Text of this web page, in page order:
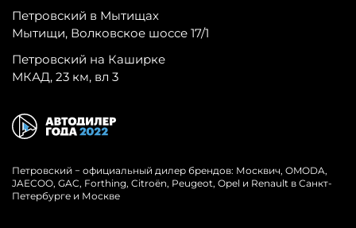
Петровский в Мытищах
Мытищи, Волковское шоссе 17/1
Петровский на Каширке
МКАД, 23 км, вл 3
Петровский − официальный дилер брендов: Москвич, OMODA,
JAECOO, GAC, Forthing, Citroёn, Peugeot, Opel и Renault в Санкт-
Петербурге и Москве